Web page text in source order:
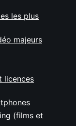
les plus
majeurs
licences
(films et